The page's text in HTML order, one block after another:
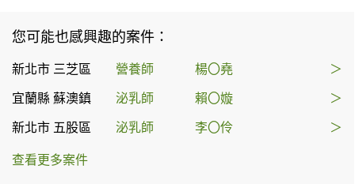
您可能也感興趣的案件：
新北市 三芝區 營養師 楊〇堯 ＞
宜蘭縣 蘇澳鎮 泌乳師 賴〇嫙 ＞
新北市 五股區 泌乳師 李〇伶 ＞
查看更多案件